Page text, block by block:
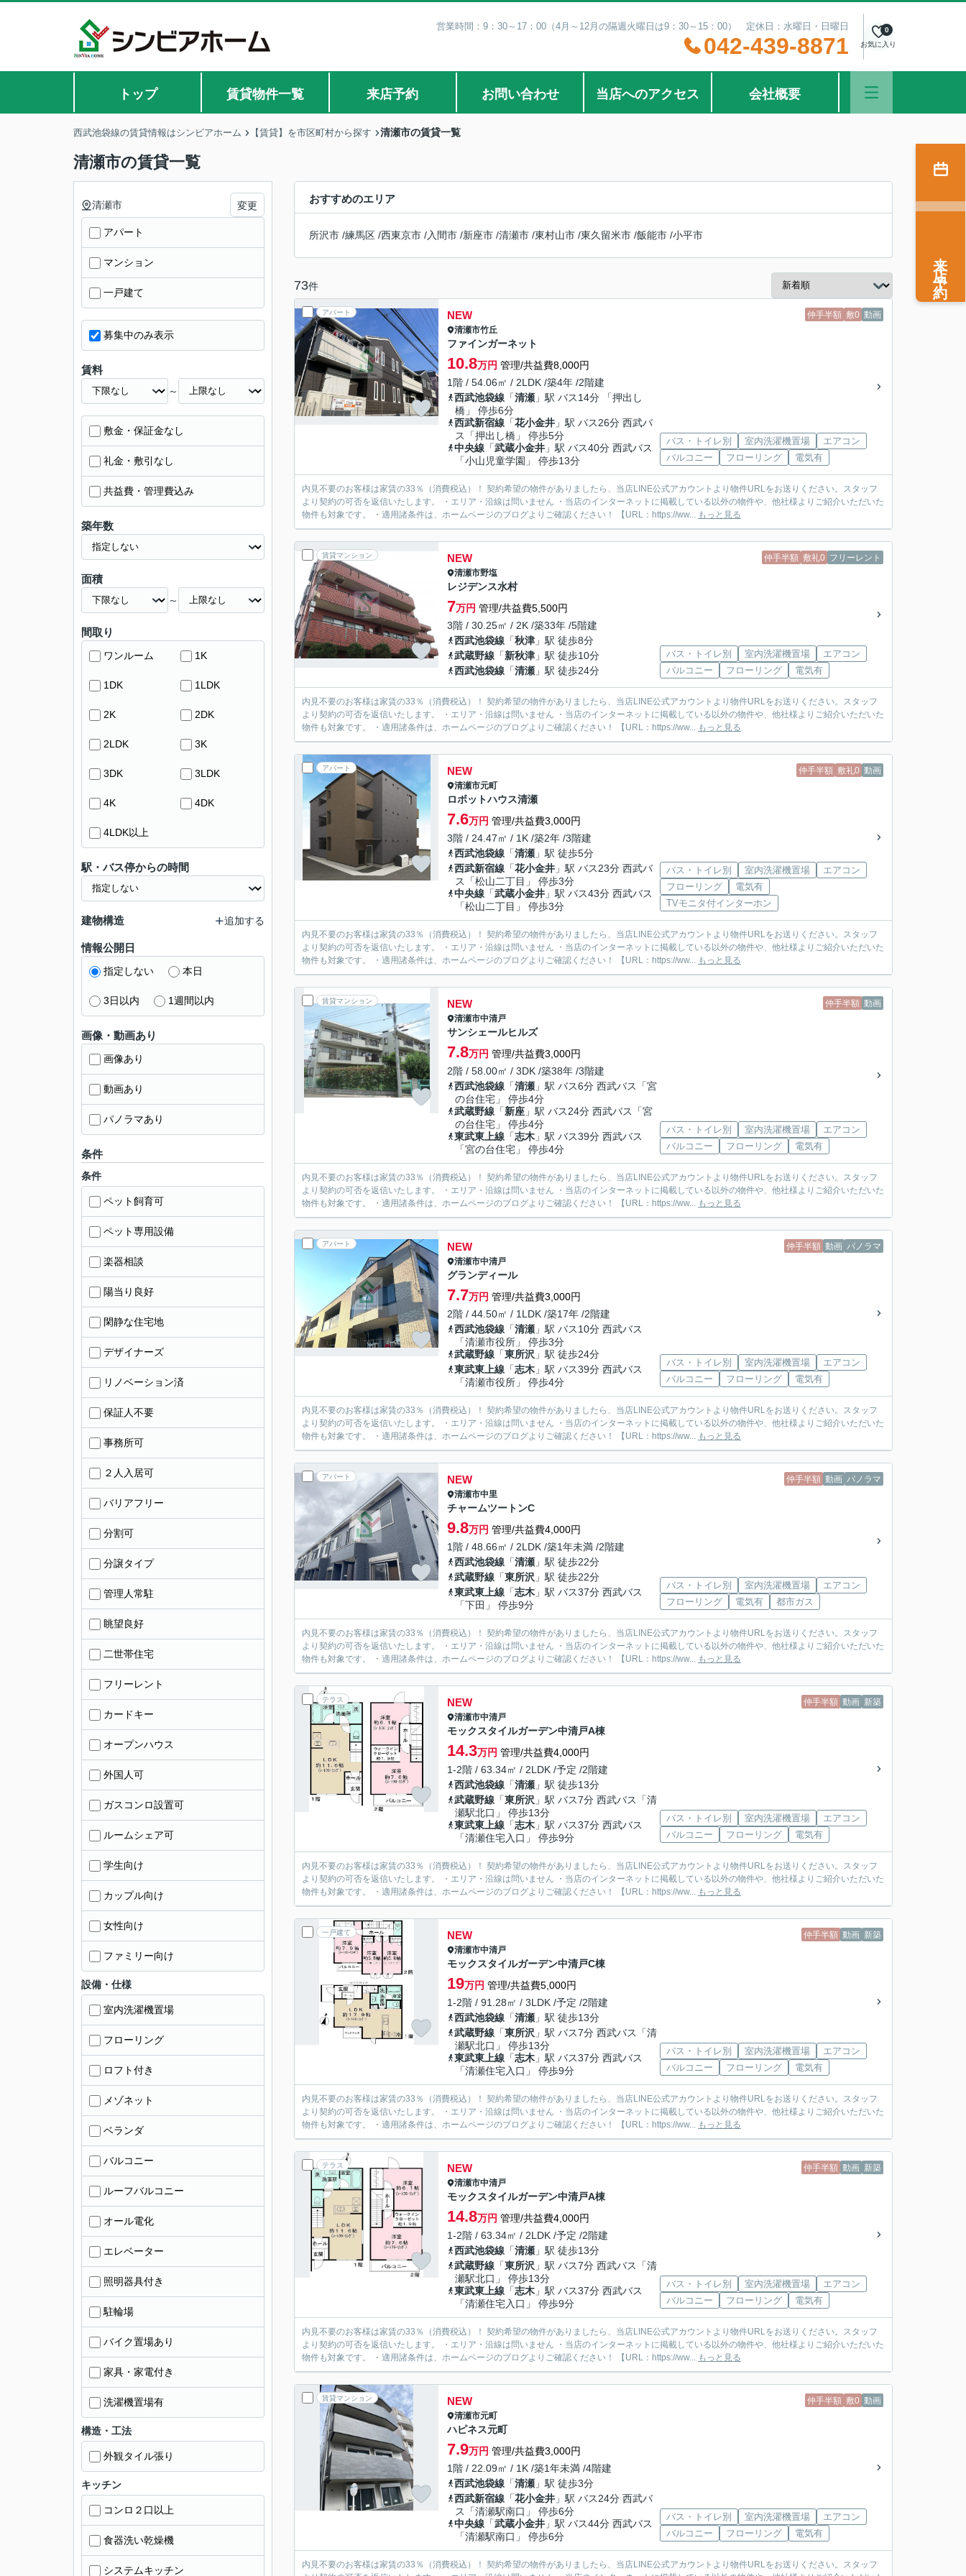
営業時間：9：30～17：00（4月～12月の隔週火曜日は9：30～15：00） 定休日：水曜日・日曜日
042-439-8871 お気に入り
0
トップ 賃貸物件一覧 来店予約 お問い合わせ 当店へのアクセス 会社概要
西武池袋線の賃貸情報はシンビアホーム 【賃貸】を市区町村から探す 清瀬市の賃貸一覧
清瀬市の賃貸一覧
おすすめのエリア
所沢市 /練馬区 /西東京市 /入間市 /新座市 /清瀬市 /東村山市 /東久留米市 /飯能市 /小平市
73件
アパート 仲手半額 敷0 動画
NEW
清瀬市竹丘
ファインガーネット
10.8万円 管理/共益費8,000円
1階 / 54.06㎡ / 2LDK /築4年 /2階建
西武池袋線 「清瀬 」駅 バス14分 「押出し
橋」 停歩6分
西武新宿線 「花小金井 」駅 バス26分 西武バ
ス「押出し橋」 停歩5分
中央線 「武蔵小金井 」駅 バス40分 西武バス
「小山児童学園」 停歩13分
バス・トイレ別 室内洗濯機置場
エアコン
バルコニー
フローリング 電気有
内見不要のお客様は家賃の33％（消費税込）！ 契約希望の物件がありましたら、当店LINE公式アカウントより物件URLをお送りください。スタッフ
より契約の可否を返信いたします。 ・エリア・沿線は問いません ・当店のインターネットに掲載している以外の物件や、他社様よりご紹介いただいた
物件も対象です。 ・適用諸条件は、ホームページのブログよりご確認ください！ 【URL：https://ww... もっと見る
賃貸マンション 仲手半額 敷礼0 フリーレント
NEW
清瀬市野塩
レジデンス水村
7万円 管理/共益費5,500円
3階 / 30.25㎡ / 2K /築33年 /5階建
西武池袋線 「秋津 」駅 徒歩8分
武蔵野線 「新秋津 」駅 徒歩10分
西武池袋線 「清瀬 」駅 徒歩24分
バス・トイレ別 室内洗濯機置場
エアコン
バルコニー
フローリング 電気有
内見不要のお客様は家賃の33％（消費税込）！ 契約希望の物件がありましたら、当店LINE公式アカウントより物件URLをお送りください。スタッフ
より契約の可否を返信いたします。 ・エリア・沿線は問いません ・当店のインターネットに掲載している以外の物件や、他社様よりご紹介いただいた
物件も対象です。 ・適用諸条件は、ホームページのブログよりご確認ください！ 【URL：https://ww... もっと見る
アパート 仲手半額 敷礼0 動画
NEW
清瀬市元町
ロボットハウス清瀬
7.6万円 管理/共益費3,000円
3階 / 24.47㎡ / 1K /築2年 /3階建
西武池袋線 「清瀬 」駅 徒歩5分
西武新宿線 「花小金井 」駅 バス23分 西武バ
ス「松山二丁目」 停歩3分
中央線 「武蔵小金井 」駅 バス43分 西武バス
「松山二丁目」 停歩3分
バス・トイレ別 室内洗濯機置場
エアコン
フローリング
電気有
TVモニタ付インターホン
内見不要のお客様は家賃の33％（消費税込）！ 契約希望の物件がありましたら、当店LINE公式アカウントより物件URLをお送りください。スタッフ
より契約の可否を返信いたします。 ・エリア・沿線は問いません ・当店のインターネットに掲載している以外の物件や、他社様よりご紹介いただいた
物件も対象です。 ・適用諸条件は、ホームページのブログよりご確認ください！ 【URL：https://ww... もっと見る
賃貸マンション 仲手半額 動画
NEW
清瀬市中清戸
サンシェールヒルズ
7.8万円 管理/共益費3,000円
2階 / 58.00㎡ / 3DK /築38年 /3階建
西武池袋線 「清瀬 」駅 バス6分 西武バス「宮
の台住宅」 停歩4分
武蔵野線 「新座 」駅 バス24分 西武バス「宮
の台住宅」 停歩4分
東武東上線 「志木 」駅 バス39分 西武バス
「宮の台住宅」 停歩4分
バス・トイレ別 室内洗濯機置場
エアコン
バルコニー
フローリング 電気有
内見不要のお客様は家賃の33％（消費税込）！ 契約希望の物件がありましたら、当店LINE公式アカウントより物件URLをお送りください。スタッフ
より契約の可否を返信いたします。 ・エリア・沿線は問いません ・当店のインターネットに掲載している以外の物件や、他社様よりご紹介いただいた
物件も対象です。 ・適用諸条件は、ホームページのブログよりご確認ください！ 【URL：https://ww... もっと見る
アパート 仲手半額 動画 パノラマ
NEW
清瀬市中清戸
グランディール
7.7万円 管理/共益費3,000円
2階 / 44.50㎡ / 1LDK /築17年 /2階建
西武池袋線 「清瀬 」駅 バス10分 西武バス
「清瀬市役所」 停歩3分
武蔵野線 「東所沢 」駅 徒歩24分
東武東上線 「志木 」駅 バス39分 西武バス
「清瀬市役所」 停歩4分
バス・トイレ別 室内洗濯機置場
エアコン
バルコニー
フローリング 電気有
内見不要のお客様は家賃の33％（消費税込）！ 契約希望の物件がありましたら、当店LINE公式アカウントより物件URLをお送りください。スタッフ
より契約の可否を返信いたします。 ・エリア・沿線は問いません ・当店のインターネットに掲載している以外の物件や、他社様よりご紹介いただいた
物件も対象です。 ・適用諸条件は、ホームページのブログよりご確認ください！ 【URL：https://ww... もっと見る
アパート 仲手半額 動画 パノラマ
NEW
清瀬市中里
チャームツートンC
9.8万円 管理/共益費4,000円
1階 / 48.66㎡ / 2LDK /築1年未満 /2階建
西武池袋線 「清瀬 」駅 徒歩22分
武蔵野線 「東所沢 」駅 徒歩22分
東武東上線 「志木 」駅 バス37分 西武バス
「下田」 停歩9分
バス・トイレ別 室内洗濯機置場
エアコン
フローリング
電気有 都市ガス
内見不要のお客様は家賃の33％（消費税込）！ 契約希望の物件がありましたら、当店LINE公式アカウントより物件URLをお送りください。スタッフ
より契約の可否を返信いたします。 ・エリア・沿線は問いません ・当店のインターネットに掲載している以外の物件や、他社様よりご紹介いただいた
物件も対象です。 ・適用諸条件は、ホームページのブログよりご確認ください！ 【URL：https://ww... もっと見る
テラス 仲手半額 動画 新築
NEW
清瀬市中清戸
モックスタイルガーデン中清戸A棟
14.3万円 管理/共益費4,000円
1-2階 / 63.34㎡ / 2LDK /予定 /2階建
西武池袋線 「清瀬 」駅 徒歩13分
武蔵野線 「東所沢 」駅 バス7分 西武バス「清
瀬駅北口」 停歩13分
東武東上線 「志木 」駅 バス37分 西武バス
「清瀬住宅入口」 停歩9分
バス・トイレ別 室内洗濯機置場
エアコン
バルコニー
フローリング 電気有
内見不要のお客様は家賃の33％（消費税込）！ 契約希望の物件がありましたら、当店LINE公式アカウントより物件URLをお送りください。スタッフ
より契約の可否を返信いたします。 ・エリア・沿線は問いません ・当店のインターネットに掲載している以外の物件や、他社様よりご紹介いただいた
物件も対象です。 ・適用諸条件は、ホームページのブログよりご確認ください！ 【URL：https://ww... もっと見る
一戸建て 仲手半額 動画 新築
NEW
清瀬市中清戸
モックスタイルガーデン中清戸C棟
19万円 管理/共益費5,000円
1-2階 / 91.28㎡ / 3LDK /予定 /2階建
西武池袋線 「清瀬 」駅 徒歩13分
武蔵野線 「東所沢 」駅 バス7分 西武バス「清
瀬駅北口」 停歩13分
東武東上線 「志木 」駅 バス37分 西武バス
「清瀬住宅入口」 停歩9分
バス・トイレ別 室内洗濯機置場
エアコン
バルコニー
フローリング 電気有
内見不要のお客様は家賃の33％（消費税込）！ 契約希望の物件がありましたら、当店LINE公式アカウントより物件URLをお送りください。スタッフ
より契約の可否を返信いたします。 ・エリア・沿線は問いません ・当店のインターネットに掲載している以外の物件や、他社様よりご紹介いただいた
物件も対象です。 ・適用諸条件は、ホームページのブログよりご確認ください！ 【URL：https://ww... もっと見る
テラス 仲手半額 動画 新築
NEW
清瀬市中清戸
モックスタイルガーデン中清戸A棟
14.8万円 管理/共益費4,000円
1-2階 / 63.34㎡ / 2LDK /予定 /2階建
西武池袋線 「清瀬 」駅 徒歩13分
武蔵野線 「東所沢 」駅 バス7分 西武バス「清
瀬駅北口」 停歩13分
東武東上線 「志木 」駅 バス37分 西武バス
「清瀬住宅入口」 停歩9分
バス・トイレ別 室内洗濯機置場
エアコン
バルコニー
フローリング 電気有
内見不要のお客様は家賃の33％（消費税込）！ 契約希望の物件がありましたら、当店LINE公式アカウントより物件URLをお送りください。スタッフ
より契約の可否を返信いたします。 ・エリア・沿線は問いません ・当店のインターネットに掲載している以外の物件や、他社様よりご紹介いただいた
物件も対象です。 ・適用諸条件は、ホームページのブログよりご確認ください！ 【URL：https://ww... もっと見る
賃貸マンション 仲手半額 敷0 動画
NEW
清瀬市元町
ハピネス元町
7.9万円 管理/共益費3,000円
1階 / 22.09㎡ / 1K /築1年未満 /4階建
西武池袋線 「清瀬 」駅 徒歩3分
西武新宿線 「花小金井 」駅 バス24分 西武バ
ス「清瀬駅南口」 停歩6分
中央線 「武蔵小金井 」駅 バス44分 西武バス
「清瀬駅南口」 停歩6分
バス・トイレ別 室内洗濯機置場
エアコン
バルコニー
フローリング 電気有
内見不要のお客様は家賃の33％（消費税込）！ 契約希望の物件がありましたら、当店LINE公式アカウントより物件URLをお送りください。スタッフ
清瀬市 変更
アパート
マンション
一戸建て
募集中のみ表示
賃料
～
敷金・保証金なし
礼金・敷引なし
共益費・管理費込み
築年数
面積
～
間取り
ワンルーム 1K
1DK 1LDK
2K 2DK
2LDK 3K
3DK 3LDK
4K 4DK
4LDK以上
駅・バス停からの時間
建物構造 追加する
情報公開日
指定しない 本日
3日以内 1週間以内
画像・動画あり
画像あり
動画あり
パノラマあり
条件
条件
ペット飼育可
ペット専用設備
楽器相談
陽当り良好
閑静な住宅地
デザイナーズ
リノベーション済
保証人不要
事務所可
２人入居可
バリアフリー
分割可
分譲タイプ
管理人常駐
眺望良好
二世帯住宅
フリーレント
カードキー
オープンハウス
外国人可
ガスコンロ設置可
ルームシェア可
学生向け
カップル向け
女性向け
ファミリー向け
設備・仕様
室内洗濯機置場
フローリング
ロフト付き
メゾネット
ベランダ
バルコニー
ルーフバルコニー
オール電化
エレベーター
照明器具付き
駐輪場
バイク置場あり
家具・家電付き
洗濯機置場有
構造・工法
外観タイル張り
キッチン
コンロ２口以上
食器洗い乾燥機
システムキッチン
来店予約